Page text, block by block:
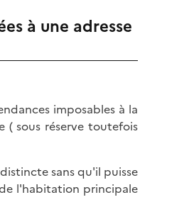
à une adresse
imposables à la
sous réserve toutefois
sans qu'il puisse
l'habitation principale